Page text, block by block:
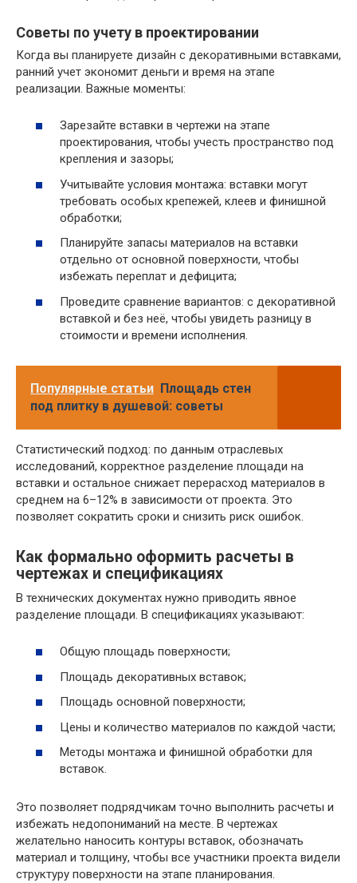
Советы по учету в проектировании
Когда вы планируете дизайн с декоративными вставками,
ранний учет экономит деньги и время на этапе
реализации. Важные моменты:
Зарезайте вставки в чертежи на этапе
проектирования, чтобы учесть пространство под
крепления и зазоры;
Учитывайте условия монтажа: вставки могут
требовать особых крепежей, клеев и финишной
обработки;
Планируйте запасы материалов на вставки
отдельно от основной поверхности, чтобы
избежать переплат и дефицита;
Проведите сравнение вариантов: с декоративной
вставкой и без неё, чтобы увидеть разницу в
стоимости и времени исполнения.
Популярные статьи Площадь стен
под плитку в душевой: советы
Статистический подход: по данным отраслевых
исследований, корректное разделение площади на
вставки и остальное снижает перерасход материалов в
среднем на 6–12% в зависимости от проекта. Это
позволяет сократить сроки и снизить риск ошибок.
Как формально оформить расчеты в
чертежах и спецификациях
В технических документах нужно приводить явное
разделение площади. В спецификациях указывают:
Общую площадь поверхности;
Площадь декоративных вставок;
Площадь основной поверхности;
Цены и количество материалов по каждой части;
Методы монтажа и финишной обработки для
вставок.
Это позволяет подрядчикам точно выполнить расчеты и
избежать недопониманий на месте. В чертежах
желательно наносить контуры вставок, обозначать
материал и толщину, чтобы все участники проекта видели
структуру поверхности на этапе планирования.